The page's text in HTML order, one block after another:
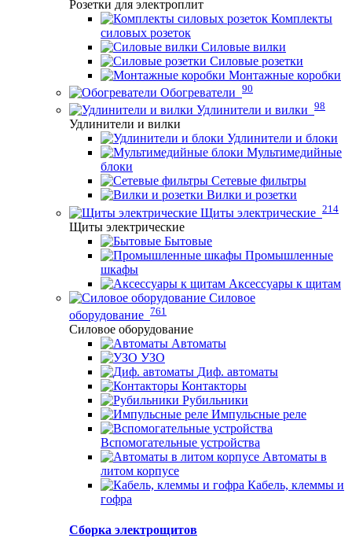
Розетки для электроплит
Комплекты
силовых розеток
Силовые вилки
Силовые розетки
Монтажные коробки
Обогреватели 90
Удлинители и вилки 98
Удлинители и вилки
Удлинители и блоки
Мультимедийные
блоки
Сетевые фильтры
Вилки и розетки
Щиты электрические 214
Щиты электрические
Бытовые
Промышленные
шкафы
Аксессуары к щитам
Силовое
оборудование 761
Силовое оборудование
Автоматы
УЗО
Диф. автоматы
Контакторы
Рубильники
Импульсные реле
Вспомогательные устройства
Автоматы в
литом корпусе
Кабель, клеммы и
гофра
Сборка электрощитов